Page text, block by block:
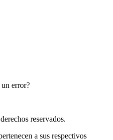
un error?
reservados.
a sus respectivos